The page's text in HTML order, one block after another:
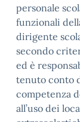
personale
funzionali
dirigente
secondo
ed è
tenuto conto
competenza
all’uso dei